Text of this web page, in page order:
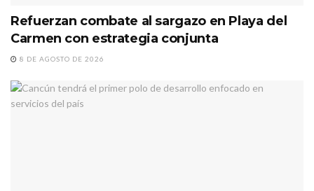
Refuerzan combate al sargazo en Playa del
Carmen con estrategia conjunta
8 DE AGOSTO DE 2026